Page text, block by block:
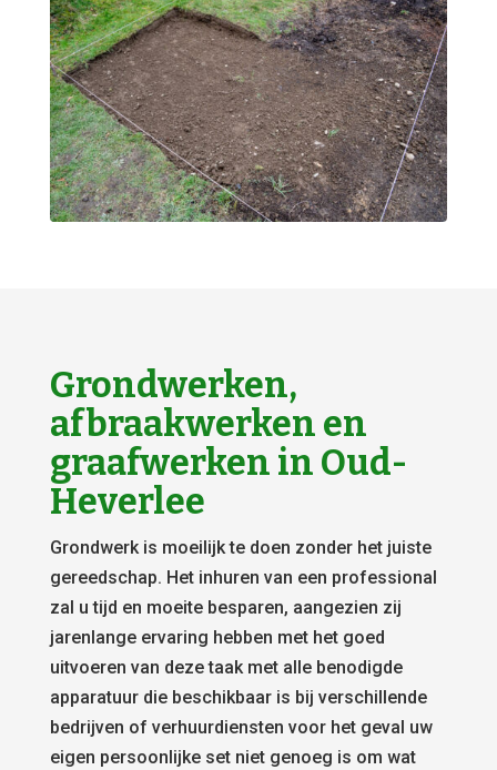
Grondwerken,
afbraakwerken en
graafwerken in Oud-
Heverlee
Grondwerk is moeilijk te doen zonder het juiste
gereedschap. Het inhuren van een professional
zal u tijd en moeite besparen, aangezien zij
jarenlange ervaring hebben met het goed
uitvoeren van deze taak met alle benodigde
apparatuur die beschikbaar is bij verschillende
bedrijven of verhuurdiensten voor het geval uw
eigen persoonlijke set niet genoeg is om wat